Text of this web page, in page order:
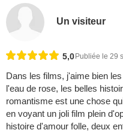
Un visiteur
5,0 Publiée le 29
Dans les films, j'aime bien
l'eau de rose, les belles
romantisme est une chose
en voyant un joli film plein
histoire d'amour folle, deux